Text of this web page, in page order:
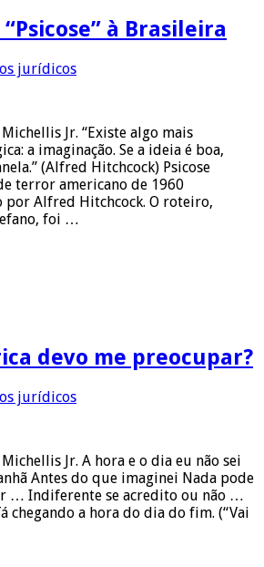
à Brasileira
jurídicos
Michellis Jr. “Existe algo mais
a imaginação. Se a ideia é boa,
(Alfred Hitchcock) Psicose
terror americano de 1960
Alfred Hitchcock. O roteiro,
foi …
devo me preocupar?
jurídicos
Michellis Jr. A hora e o dia eu não sei
Antes do que imaginei Nada pode
… Indiferente se acredito ou não …
chegando a hora do dia do fim. (“Vai